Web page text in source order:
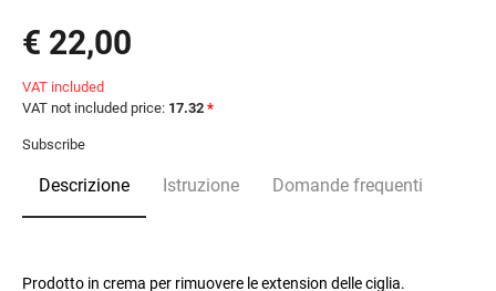
€ 22,00
VAT included
VAT not included price: 17.32 *
Subscribe
Descrizione Istruzione Domande frequenti
Prodotto in crema per rimuovere le extension delle ciglia.